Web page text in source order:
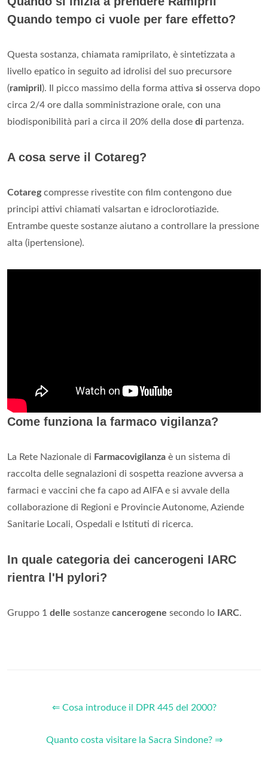
Quando tempo ci vuole per fare effetto?
Questa sostanza, chiamata ramiprilato, è sintetizzata a
livello epatico in seguito ad idrolisi del suo precursore
(ramipril ). Il picco massimo della forma attiva si osserva dopo
circa 2/4 ore dalla somministrazione orale, con una
biodisponibilità pari a circa il 20% della dose di partenza.
A cosa serve il Cotareg?
Cotaregcompresse rivestite con film contengono due
principi attivi chiamati valsartan e idroclorotiazide.
Entrambe queste sostanze aiutano a controllare la pressione
alta (ipertensione).
Come funziona la farmaco vigilanza?
La Rete Nazionale di Farmacovigilanza è un sistema di
raccolta delle segnalazioni di sospetta reazione avversa a
farmaci e vaccini che fa capo ad AIFA e si avvale della
collaborazione di Regioni e Provincie Autonome, Aziende
Sanitarie Locali, Ospedali e Istituti di ricerca.
In quale categoria dei cancerogeni IARC
rientra l'H pylori?
Gruppo 1 delle sostanze cancerogene secondo lo IARC.
⇐ Cosa introduce il DPR 445 del 2000?
Quanto costa visitare la Sacra Sindone? ⇒